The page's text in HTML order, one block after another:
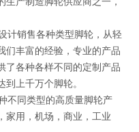
计销售各种类型脚轮，从轻
们丰富的经验，专业的产品
了各种各样不同的定制产品
上千万个脚轮。
不同类型的高质量脚轮产
家用，机场，商业，工业